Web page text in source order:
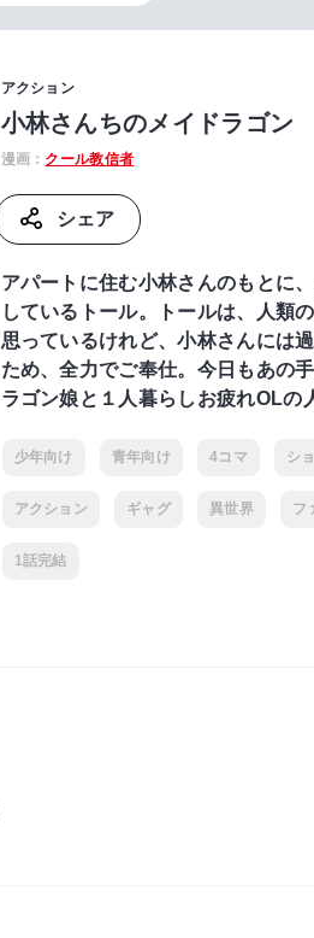
アクション
小林さんちのメイドラゴン
漫画： クール教信者
シェア
アパートに住む小林さんのもとに
しているトール。トールは、人類
思っているけれど、小林さんには
ため、全力でご奉仕。今日もあの
ラゴン娘と１人暮らしお疲れOLの
少年向け 青年向け 4コマ シ
アクション ギャグ 異世界 フ
1話完結